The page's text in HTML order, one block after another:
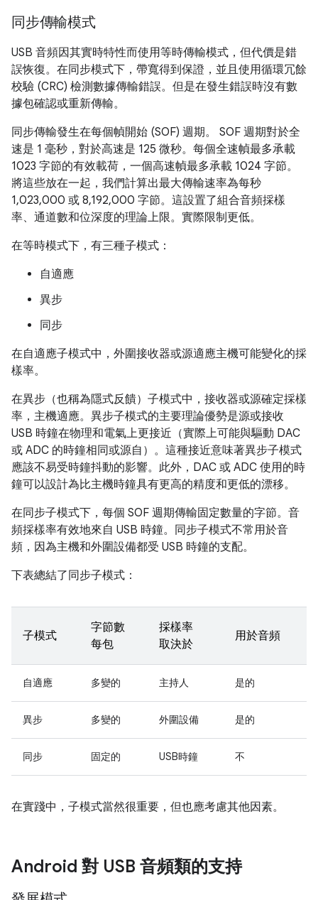
同步傳輸模式
USB 音頻因其實時特性而使用等時傳輸模式，但代價是錯
誤恢復。在同步模式下，帶寬得到保證，並且使用循環冗餘
校驗 (CRC) 檢測數據傳輸錯誤。但是在發生錯誤時沒有數
據包確認或重新傳輸。
同步傳輸發生在每個幀開始 (SOF) 週期。 SOF 週期對於全
速是 1 毫秒，對於高速是 125 微秒。每個全速幀最多承載
1023 字節的有效載荷，一個高速幀最多承載 1024 字節。
將這些放在一起，我們計算出最大傳輸速率為每秒
1,023,000 或 8,192,000 字節。這設置了組合音頻採樣
率、通道數和位深度的理論上限。實際限制更低。
在等時模式下，有三種子模式：
自適應
異步
同步
在自適應子模式中，外圍接收器或源適應主機可能變化的採
樣率。
在異步（也稱為隱式反饋）子模式中，接收器或源確定採樣
率，主機適應。異步子模式的主要理論優勢是源或接收
USB 時鐘在物理和電氣上更接近（實際上可能與驅動 DAC
或 ADC 的時鐘相同或源自）。這種接近意味著異步子模式
應該不易受時鐘抖動的影響。此外，DAC 或 ADC 使用的時
鐘可以設計為比主機時鐘具有更高的精度和更低的漂移。
在同步子模式下，每個 SOF 週期傳輸固定數量的字節。音
頻採樣率有效地來自 USB 時鐘。同步子模式不常用於音
頻，因為主機和外圍設備都受 USB 時鐘的支配。
下表總結了同步子模式：
子模式
字節數
每包
採樣率
取決於
用於音頻
自適應 多變的 主持人 是的
異步 多變的 外圍設備 是的
同步 固定的 USB時鐘 不
在實踐中，子模式當然很重要，但也應考慮其他因素。
Android 對 USB 音頻類的支持